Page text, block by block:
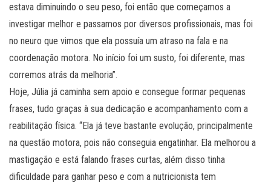
estava diminuindo o seu peso, foi então que começamos a
investigar melhor e passamos por diversos profissionais, mas foi
no neuro que vimos que ela possuía um atraso na fala e na
coordenação motora. No início foi um susto, foi diferente, mas
corremos atrás da melhoria”.
Hoje, Júlia já caminha sem apoio e consegue formar pequenas
frases, tudo graças à sua dedicação e acompanhamento com a
reabilitação física. “Ela já teve bastante evolução, principalmente
na questão motora, pois não conseguia engatinhar. Ela melhorou a
mastigação e está falando frases curtas, além disso tinha
dificuldade para ganhar peso e com a nutricionista tem